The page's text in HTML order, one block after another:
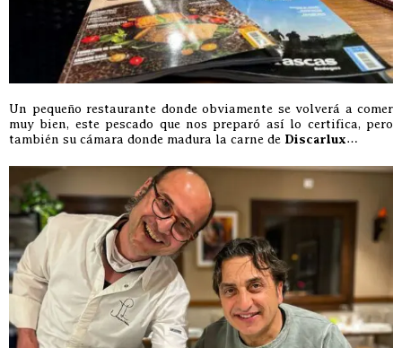
Un pequeño restaurante donde obviamente se volverá a comer
muy bien, este pescado que nos preparó así lo certifica, pero
también su cámara donde madura la carne de Discarlux…